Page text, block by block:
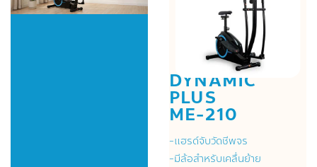
DYNAMIC
PLUS
ME-210
-แฮรด์จับวัดชีพจร
-มีล้อสำหรับเคลื่นย้าย